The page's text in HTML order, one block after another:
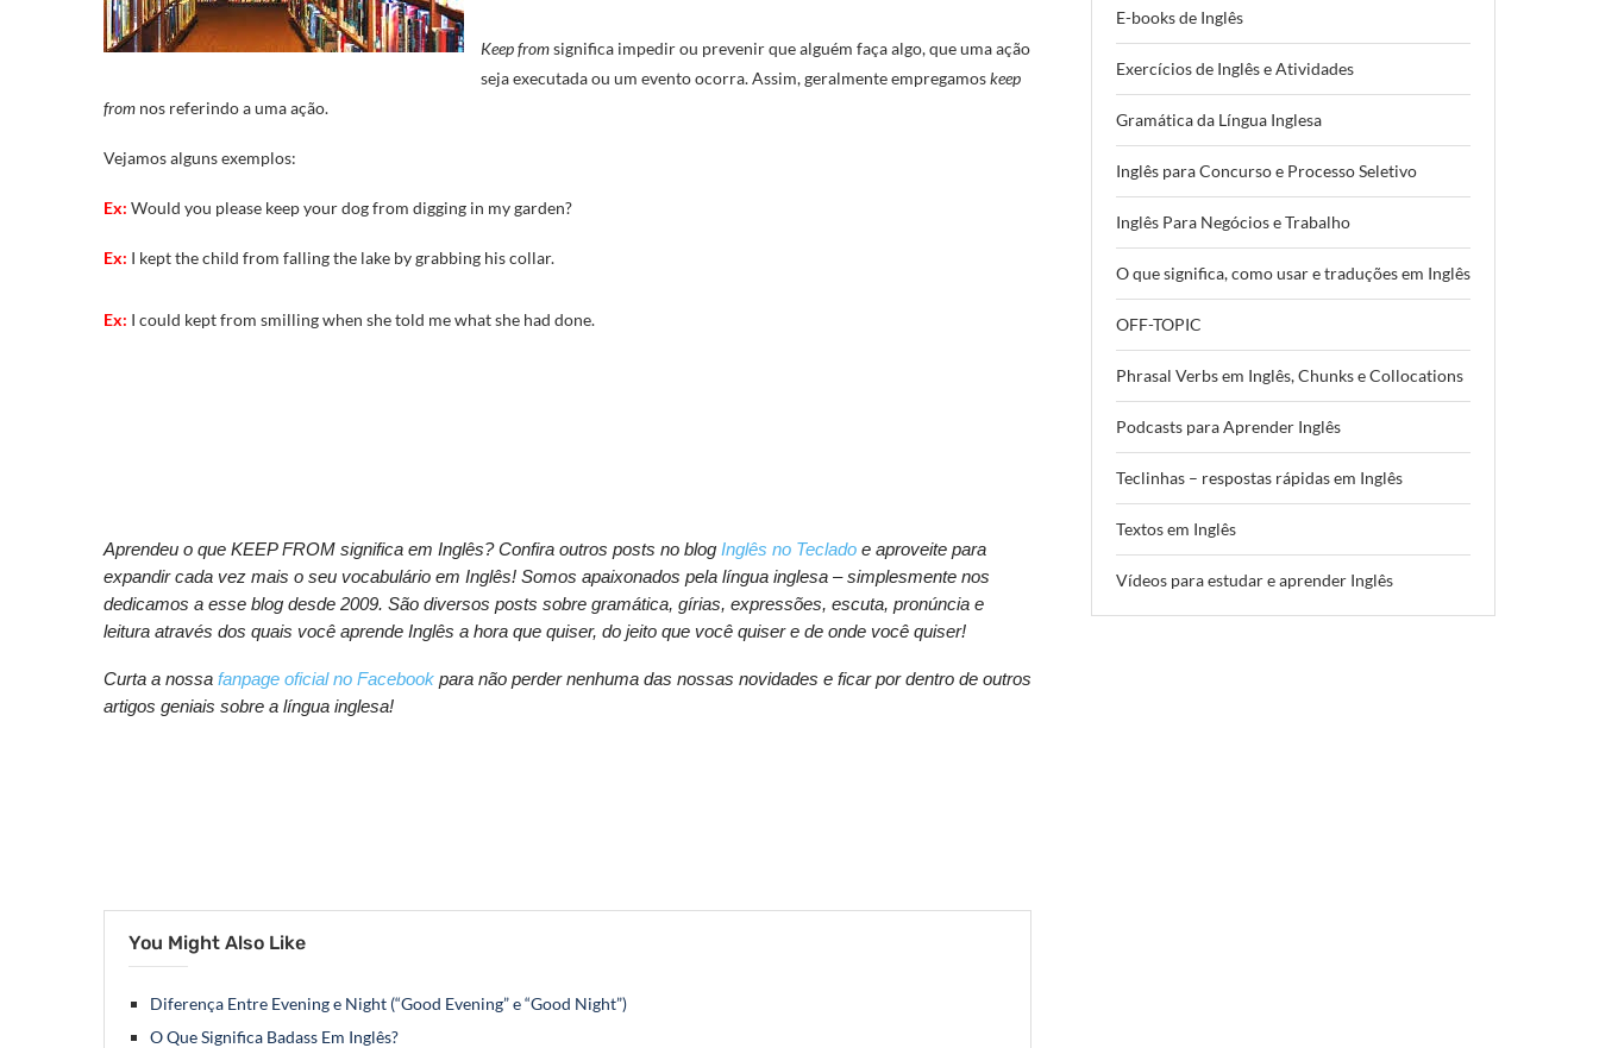
Keep fromsignifica impedir ou prevenir que alguém faça algo, que uma ação
seja executada ou um evento ocorra. Assim, geralmente empregamoskeep
from nos referindo a uma ação.
Vejamos alguns exemplos:
Ex: Would you please keep your dog from digging in my garden?
Ex: I kept the child from falling the lake by grabbing his collar.
Ex: I could kept from smilling when she told me what she had done.
Aprendeu o que KEEP FROM significa em Inglês? Confira outros posts no blog Inglês no Teclado e aproveite para
expandir cada vez mais o seu vocabulário em Inglês! Somos apaixonados pela língua inglesa – simplesmente nos
dedicamos a esse blog desde 2009. São diversos posts sobre gramática, gírias, expressões, escuta, pronúncia e
leitura através dos quais você aprende Inglês a hora que quiser, do jeito que você quiser e de onde você quiser!
Curta a nossa fanpage oficial no Facebook para não perder nenhuma das nossas novidades e ficar por dentro de outros
artigos geniais sobre a língua inglesa!
You Might Also Like
Diferença Entre Evening e Night (“Good Evening” e “Good Night”)
O Que Significa Badass Em Inglês?
E-books de Inglês
Exercícios de Inglês e Atividades
Gramática da Língua Inglesa
Inglês para Concurso e Processo Seletivo
Inglês Para Negócios e Trabalho
O que significa, como usar e traduções em Inglês
OFF-TOPIC
Phrasal Verbs em Inglês, Chunks e Collocations
Podcasts para Aprender Inglês
Teclinhas – respostas rápidas em Inglês
Textos em Inglês
Vídeos para estudar e aprender Inglês